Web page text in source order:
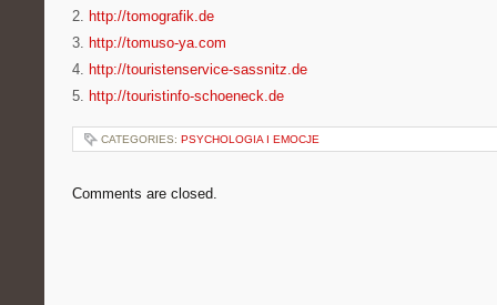
2. http://tomografik.de
3. http://tomuso-ya.com
4. http://touristenservice-sassnitz.de
5. http://touristinfo-schoeneck.de
CATEGORIES: PSYCHOLOGIA I EMOCJE
Comments are closed.